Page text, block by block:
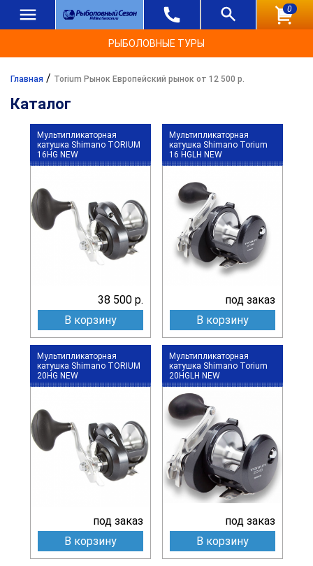
0
РЫБОЛОВНЫЕ ТУРЫ
Главная / Torium Рынок Европейский рынок от 12 500 р.
Каталог
Мультипликаторная
катушка Shimano TORIUM
16HG NEW
38 500 р.
В корзину
Мультипликаторная
катушка Shimano Torium
16 HGLH NEW
под заказ
В корзину
Мультипликаторная
катушка Shimano TORIUM
20HG NEW
под заказ
В корзину
Мультипликаторная
катушка Shimano Torium
20HGLH NEW
под заказ
В корзину